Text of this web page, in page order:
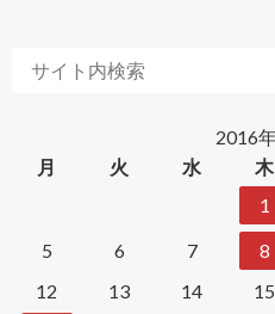
2016
月
火 水 木
1
5
6 7 8
12
13 14 15